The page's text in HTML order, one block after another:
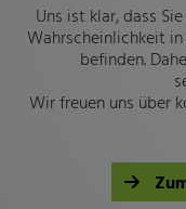
Uns ist klar, dass Sie
Wahrscheinlichkeit
befinden.
Wir freuen uns über